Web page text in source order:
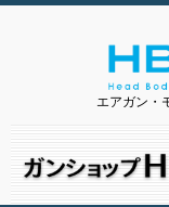
エアガン・